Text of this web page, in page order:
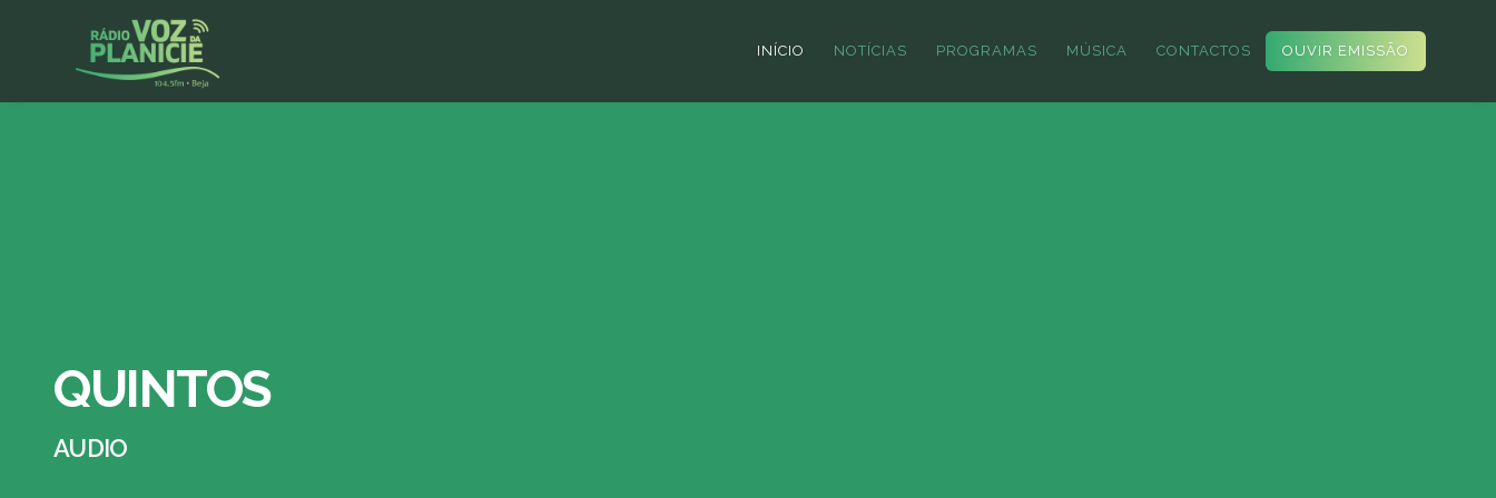
INÍCIO NOTÍCIAS PROGRAMAS MÚSICA CONTACTOS OUVIR EMISSÃO
QUINTOS
AUDIO